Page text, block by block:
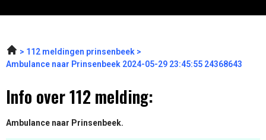
112 meldingen prinsenbeek
Ambulance naar Prinsenbeek 2024-05-29 23:45:55 24368643
Info over 112 melding:
Ambulance naar Prinsenbeek.